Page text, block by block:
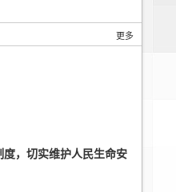
更多
，切实维护人民生命安